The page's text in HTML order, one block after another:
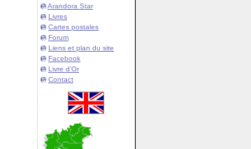
Arandora Star
Livres
Cartes postales
Forum
Liens et plan du site
Facebook
Livre d'Or
Contact